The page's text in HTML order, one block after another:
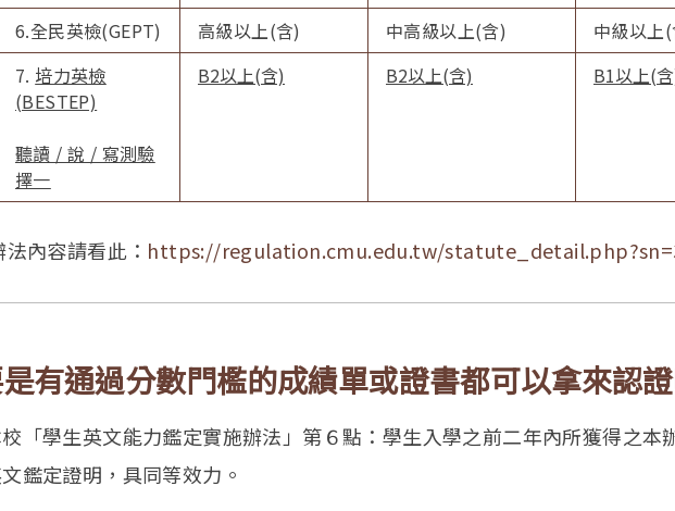
6.全民英檢(GEPT) 高級以上(含) 中高級以上(含)
中級以上(
7. 培力英檢
(BESTEP)
聽讀 / 說 / 寫測驗
擇一
B2以上(含) B2以上(含) B1以上(
內容請看此： https://regulation.cmu.edu.tw/
有通過分數門檻的成績單或證書都可以拿來認
「學生英文能力鑑定實施辦法」第６點：學生入學之前二年內所獲得之本
鑑定證明，具同等效力。